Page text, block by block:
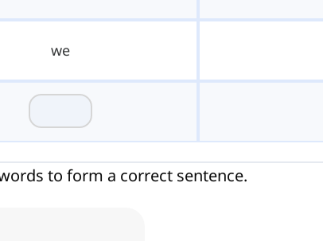
we
to form a correct sentence.